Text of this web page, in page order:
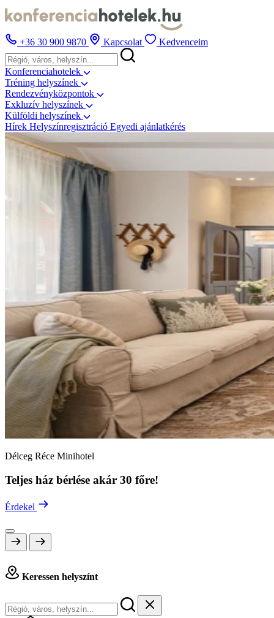
+36 30 900 9870 Kapcsolat Kedvenceim
Konferenciahotelek
Tréning helyszínek
Rendezvényközpontok
Exkluzív helyszínek
Külföldi helyszínek
Hírek Helyszínregisztráció Egyedi ajánlatkérés
Délceg Réce Minihotel
Teljes ház bérlése akár 30 főre!
Érdekel
Keressen helyszínt